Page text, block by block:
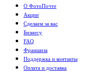
О ФотоПочте
Акции
Сделаем за вас
Бизнесу
FAQ
Франшиза
Поддержка и контакты
Оплата и доставка